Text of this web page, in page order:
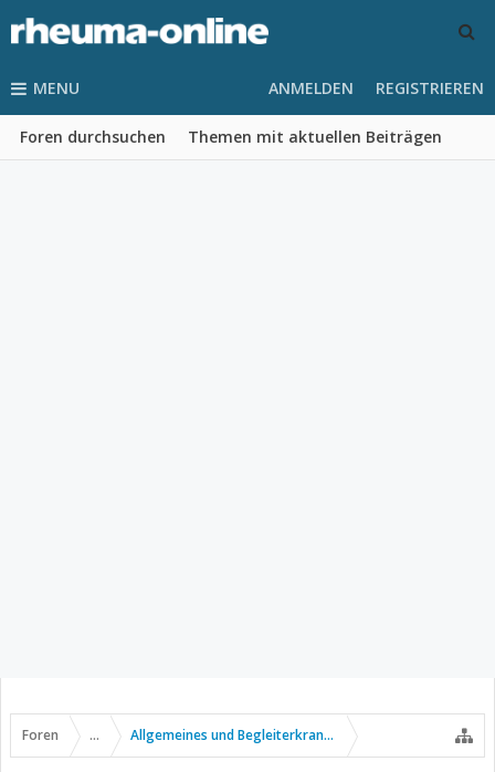
MENU
Foren durchsuchen Themen mit aktuellen Beiträgen
ANMELDEN REGISTRIEREN
Foren ... Allgemeines und Begleiterkrankungen